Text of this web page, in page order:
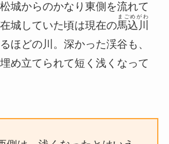
城からのかなり東側を流れて
城していた頃は現在の馬込川
まごめがわ
ほどの川。深かった渓谷も、
め立てられて短く浅くなって